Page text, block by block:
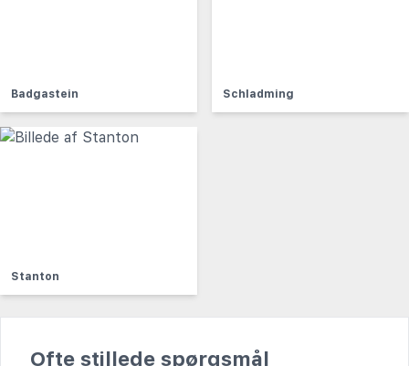
Badgastein Schladming
Stanton
Ofte stillede spørgsmål